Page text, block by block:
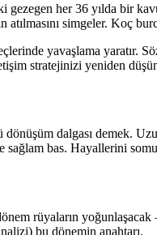
gezegen her 36 yılda bir
simgeler. Koç
yavaşlama yaratır.
stratejinizi yeniden
dönüşüm dalgası demek.
sağlam bas. Hayallerini
rüyaların
bu dönemin anahtarı.